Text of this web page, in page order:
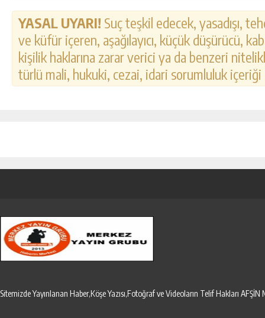
YASAL UYARI! Suç teşkil edecek, yasadışı,
ve küfür içeren, aşağılayıcı, küçük düşürücü,
kişilik haklarına zarar verici ya da benzeri
türlü mali, hukuki, cezai, idari sorumluluk
Sitemizde Yayınlanan Haber,Köşe Yazısı,Fotoğraf ve Videoların Telif Hakları